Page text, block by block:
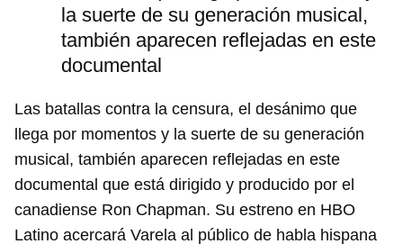
la suerte de su generación musical,
también aparecen reflejadas en este
documental
Las batallas contra la censura, el desánimo que
llega por momentos y la suerte de su generación
musical, también aparecen reflejadas en este
documental que está dirigido y producido por el
canadiense Ron Chapman. Su estreno en HBO
Latino acercará Varela al público de habla hispana